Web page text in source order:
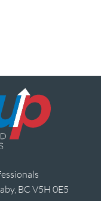
BC V5H 0E5